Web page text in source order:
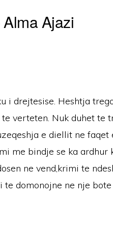
Ajazi
i drejtesise. Heshtja
verteten. Nuk duhet te
e diellit ne faqet
me bindje se ka ardhur
ne vend,krimi te
domonojne ne nje